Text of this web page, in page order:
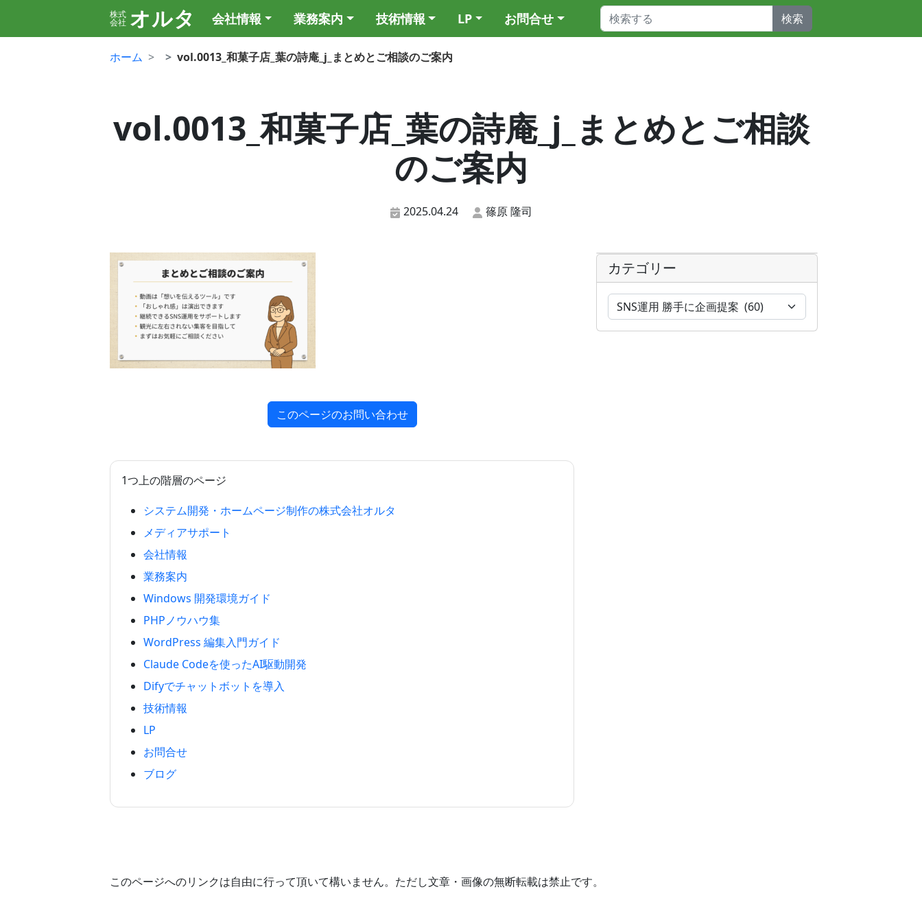
株式
会社 オルタ 会社情報 業務案内 技術情報 LP お問合せ 検索
ホーム vol.0013_和菓子店_葉の詩庵_j_まとめとご相談のご案内
vol.0013_和菓子店_葉の詩庵_j_まとめとご相談
のご案内
2025.04.24 篠原 隆司
このページのお問い合わせ
1つ上の階層のページ
システム開発・ホームページ制作の株式会社オルタ
メディアサポート
会社情報
業務案内
Windows 開発環境ガイド
PHPノウハウ集
WordPress 編集入門ガイド
Claude Codeを使ったAI駆動開発
Difyでチャットボットを導入
技術情報
LP
お問合せ
ブログ
カテゴリー
このページへのリンクは自由に行って頂いて構いません。ただし文章・画像の無断転載は禁止です。